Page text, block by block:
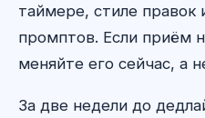
таймере, стиле правок
промптов. Если приём
меняйте его сейчас, а
За две недели до